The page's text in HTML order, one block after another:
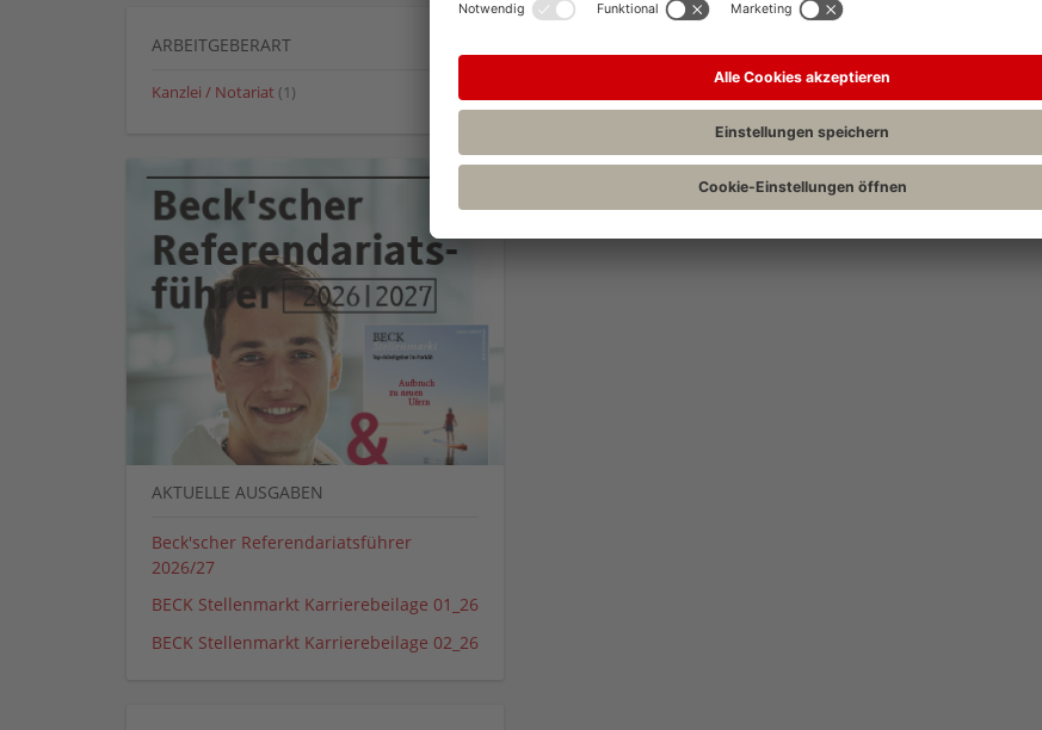
ARBEITGEBERART
Kanzlei / Notariat (1)
AKTUELLE AUSGABEN
Beck'scher Referendariatsführer
2026/27
BECK Stellenmarkt Karrierebeilage 01_26
BECK Stellenmarkt Karrierebeilage 02_26